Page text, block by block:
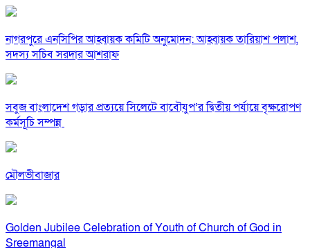
নাগরপুরে এনসিপির আহ্বায়ক কমিটি অনুমোদন: আহ্বায়ক তারিয়াশ পলাশ,
সদস্য সচিব সরদার আশরাফ
সবুজ বাংলাদেশ গড়ার প্রত্যয়ে সিলেটে বাবৌযুপ’র দ্বিতীয় পর্যায়ে বৃক্ষরোপণ
কর্মসূচি সম্পন্ন
মৌলভীবাজার
Golden Jubilee Celebration of Youth of Church of God in
Sreemangal